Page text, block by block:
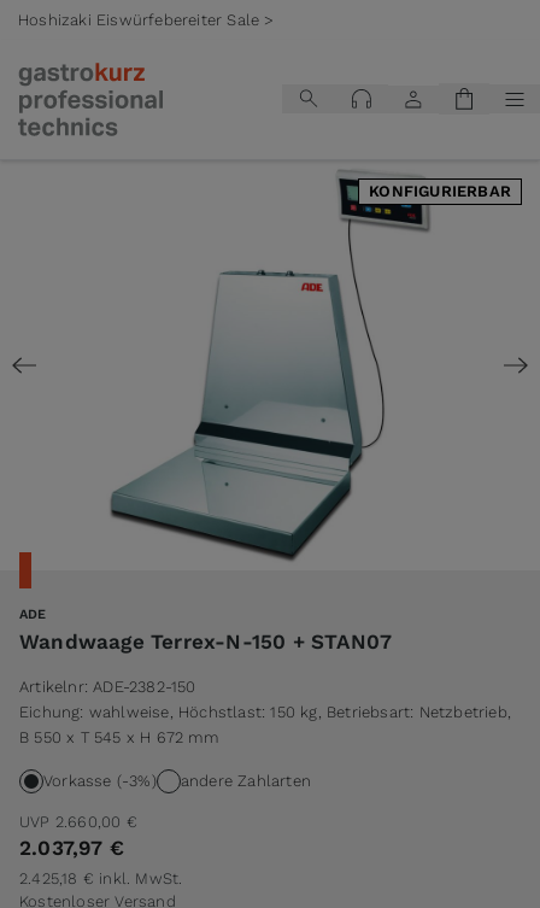
Hoshizaki Eiswürfebereiter Sale >
KONFIGURIERBAR
ADE
Wandwaage Terrex-N-150 + STAN07
Artikelnr: ADE-2382-150
Eichung: wahlweise, Höchstlast: 150 kg, Betriebsart: Netzbetrieb,
B 550 x T 545 x H 672 mm
Vorkasse (-3%) andere Zahlarten
UVP 2.660,00 €
2.037,97 €
2.425,18 € inkl. MwSt.
Kostenloser Versand